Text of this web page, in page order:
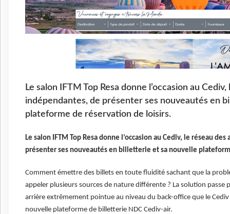
Le salon IFTM Top Resa donne l’occasion au
indépendantes, de présenter ses nouveautés en
plateforme de réservation de loisirs.
Le salon IFTM Top Resa donne l’occasion au Cediv, le réseau
présenter ses nouveautés en billetterie et sa nouvelle
Comment émettre des billets en toute fluidité sachant que la
appeler plusieurs sources de nature différente ? La solution passe
arrière extrêmement pointue au niveau du back-office que le
nouvelle plateforme de billetterie NDC Cediv-air.